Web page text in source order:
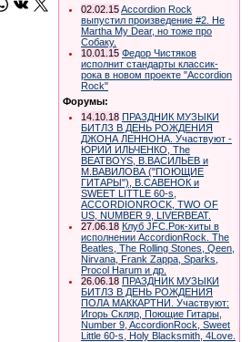
02.02.15Accordion Rock
выпустил произведение #2. Не
Martha My Dear, но тоже про
Собаку.
10.01.15 Федор Чистяков
исполнит стандарты классик-
рока в новом проекте "Accordion
Rock"
Форумы:
14.10.18 ПРАЗДНИК МУЗЫКИ
БИТЛЗ В ДЕНЬ РОЖДЕНИЯ
ДЖОНА ЛЕННОНА. Участвуют -
ЮРИЙ ИЛЬЧЕНКО, The
BEATBOYS, В.ВАСИЛЬЕВ и
М.ВАВИЛОВА ("ПОЮЩИЕ
ГИТАРЫ"), В.САВЕНОК и
SWEET LITTLE 60-s,
ACCORDIONROCK, TWO OF
US, NUMBER 9, LIVERBEAT.
27.06.18 Клуб JFC.Рок-хиты в
исполнении AccordionRock. The
Beatles, The Rolling Stones, Qeen,
Nirvana, Frank Zappa, Sparks,
Procol Harum и др.
26.06.18 ПРАЗДНИК МУЗЫКИ
БИТЛЗ В ДЕНЬ РОЖДЕНИЯ
ПОЛА МАККАРТНИ. Участвуют:
Игорь Скляр, Поющие Гитары,
Number 9, AccordionRock, Sweet
Little 60-s, Holy Blacksmith, 4Love.